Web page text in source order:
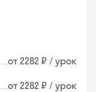
от 2282 ₽ / урок
от 2282 ₽ / урок